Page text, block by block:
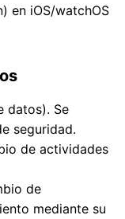
en iOS/watchOS
datos). Se
seguridad.
de actividades
de
mediante su